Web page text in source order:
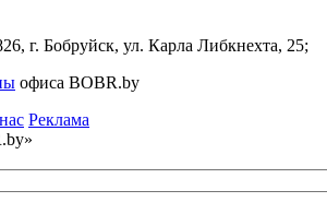
г. Бобруйск, ул. Карла Либкнехта, 25;
офиса BOBR.by
Реклама